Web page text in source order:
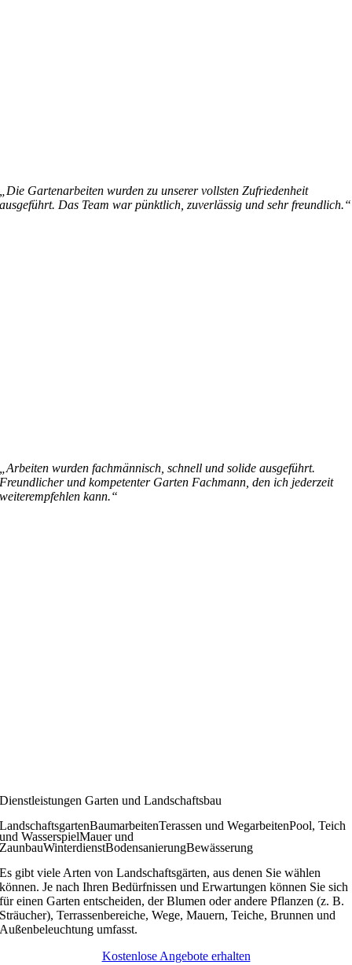
„Die Gartenarbeiten wurden zu unserer vollsten Zufriedenheit
ausgeführt. Das Team war pünktlich, zuverlässig und sehr freundlich.“
„Arbeiten wurden fachmännisch, schnell und solide ausgeführt.
Freundlicher und kompetenter Garten Fachmann, den ich jederzeit
weiterempfehlen kann.“
Dienstleistungen Garten und Landschaftsbau
LandschaftsgartenBaumarbeitenTerassen und WegarbeitenPool, Teich
und WasserspielMauer und
ZaunbauWinterdienstBodensanierungBewässerung
Es gibt viele Arten von Landschaftsgärten, aus denen Sie wählen
können. Je nach Ihren Bedürfnissen und Erwartungen können Sie sich
für einen Garten entscheiden, der Blumen oder andere Pflanzen (z. B.
Sträucher), Terrassenbereiche, Wege, Mauern, Teiche, Brunnen und
Außenbeleuchtung umfasst.
Kostenlose Angebote erhalten